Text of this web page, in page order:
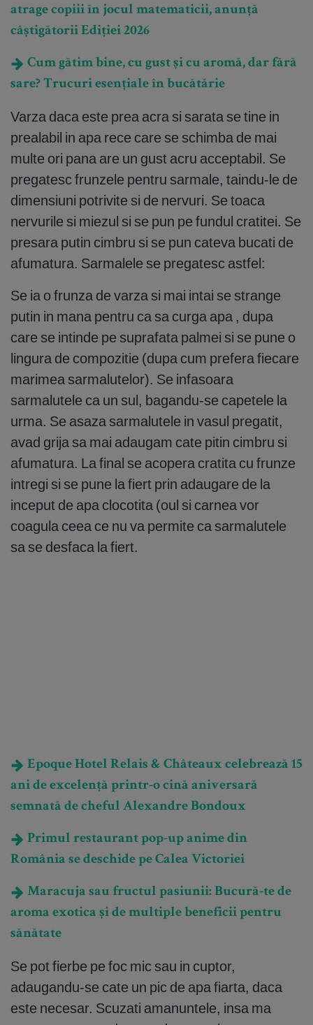
atrage copiii în jocul matematicii, anunță
câștigătorii Ediției 2026
Cum gătim bine, cu gust și cu aromă, dar fără
sare? Trucuri esențiale în bucătărie
Varza daca este prea acra si sarata se tine in
prealabil in apa rece care se schimba de mai
multe ori pana are un gust acru acceptabil. Se
pregatesc frunzele pentru sarmale, taindu-le de
dimensiuni potrivite si de nervuri. Se toaca
nervurile si miezul si se pun pe fundul cratitei. Se
presara putin cimbru si se pun cateva bucati de
afumatura. Sarmalele se pregatesc astfel:
Se ia o frunza de varza si mai intai se strange
putin in mana pentru ca sa curga apa , dupa
care se intinde pe suprafata palmei si se pune o
lingura de compozitie (dupa cum prefera fiecare
marimea sarmalutelor). Se infasoara
sarmalutele ca un sul, bagandu-se capetele la
urma. Se asaza sarmalutele in vasul pregatit,
avad grija sa mai adaugam cate pitin cimbru si
afumatura. La final se acopera cratita cu frunze
intregi si se pune la fiert prin adaugare de la
inceput de apa clocotita (oul si carnea vor
coagula ceea ce nu va permite ca sarmalutele
sa se desfaca la fiert.
Epoque Hotel Relais & Châteaux celebrează 15
ani de excelență printr-o cină aniversară
semnată de cheful Alexandre Bondoux
Primul restaurant pop-up anime din
România se deschide pe Calea Victoriei
Maracuja sau fructul pasiunii: Bucură-te de
aroma exotica și de multiple beneficii pentru
sănătate
Se pot fierbe pe foc mic sau in cuptor,
adaugandu-se cate un pic de apa fiarta, daca
este necesar. Scuzati amanuntele, insa ma